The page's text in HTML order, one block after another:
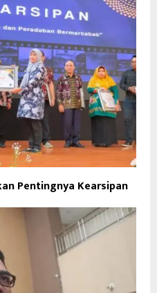
Pentingnya Kearsipan